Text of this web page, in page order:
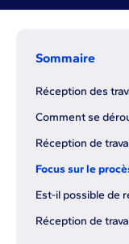
Sommaire
Réception des
Comment se
Réception de
Focus sur le
Est-il possible de
Réception de